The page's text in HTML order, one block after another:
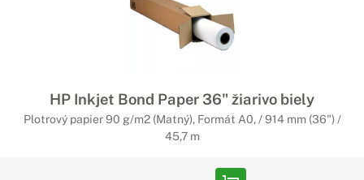
HP Inkjet Bond Paper 36" žiarivo biely
Plotrový papier 90 g/m2 (Matný), Formát A0, / 914 mm (36") /
45,7 m